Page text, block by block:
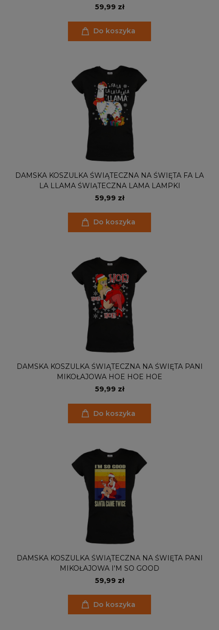
59,99 zł
Do koszyka
DAMSKA KOSZULKA ŚWIĄTECZNA NA ŚWIĘTA FA LA
LA LLAMA ŚWIĄTECZNA LAMA LAMPKI
59,99 zł
Do koszyka
DAMSKA KOSZULKA ŚWIĄTECZNA NA ŚWIĘTA PANI
MIKOŁAJOWA HOE HOE HOE
59,99 zł
Do koszyka
DAMSKA KOSZULKA ŚWIĄTECZNA NA ŚWIĘTA PANI
MIKOŁAJOWA I'M SO GOOD
59,99 zł
Do koszyka